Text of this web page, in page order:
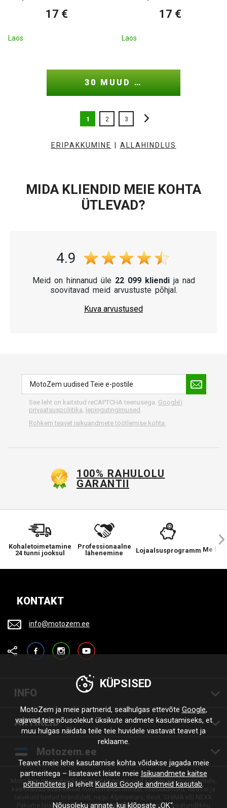
17 €
Laos
17 €
Laos
30 MUUD …
1 2 3
ERIPAKKUMINE ALLAHINDLUS
MIDA KLIENDID MEIE KOHTA
ÜTLEVAD?
4.9
Meid on hinnanud üle 22 099 kliendija nad
soovitavad meid arvustuste põhjal.
Kuva arvustused
See leht on kaitstud reCAPTCHA teenusega. Google’i
privaatsuspoliitika
lepingutingimused
Rohkem teavet isikuandmete töötlemise kohta.
100% RAHULOLU
GARANTII
Kohaletoimetamine
24 tunni jooksul
Professionaalne
lähenemine
Lojaalsusprogramm Me
KONTAKT
info@motozem.ee
FacebookInstagramYouTube
INFO
ARTIKLID
Motozem.ee
MotoZem on spetsialiseerunud internetipood kõigile mootorratturitele,
kes otsivad kvaliteetset mootorratturi riietust, lisaseadmeid, varuosi ja
Pakume laia valikut tooteid, kiiret kohaletoimetamist, asjatundlikku
KÜPSISED
MotoZem ja meie partnerid, sealhulgas ettevõte Google,
vajavad teie nõusolekut üksikute andmete kasutamiseks, et
muu hulgas näidata teile teie huvidele vastavat teavet ja
reklaame.
Teavet meie lehe kasutamise kohta võidakse jagada meie
partneritega – lisateavet leiate meie Isikuandmete kaitse
põhimõtetes ja lehelt Kuidas Google andmeid kasutab.
Nõusoleku annate, kui klõpsate „OK“.